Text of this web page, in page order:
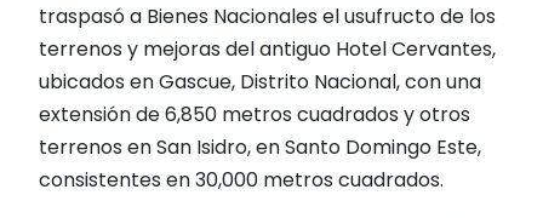
traspasó a Bienes Nacionales el usufructo de los
terrenos y mejoras del antiguo Hotel Cervantes,
ubicados en Gascue, Distrito Nacional, con una
extensión de 6,850 metros cuadrados y otros
terrenos en San Isidro, en Santo Domingo Este,
consistentes en 30,000 metros cuadrados.